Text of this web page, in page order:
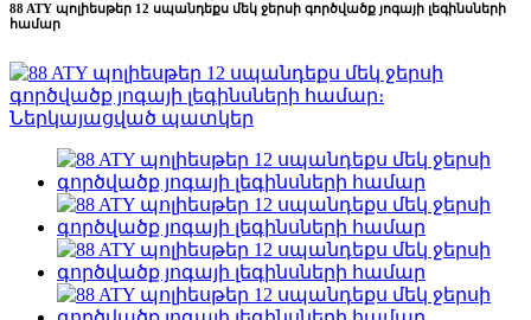
88 ATY պոլիեսթեր 12 սպանդեքս մեկ ջերսի գործվածք յոգայի լեգինսների
համար